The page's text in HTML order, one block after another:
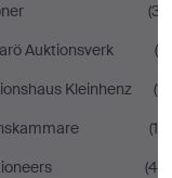
(37)
Auktionsverk
(6)
Kleinhenz
(11)
(15)
(46)